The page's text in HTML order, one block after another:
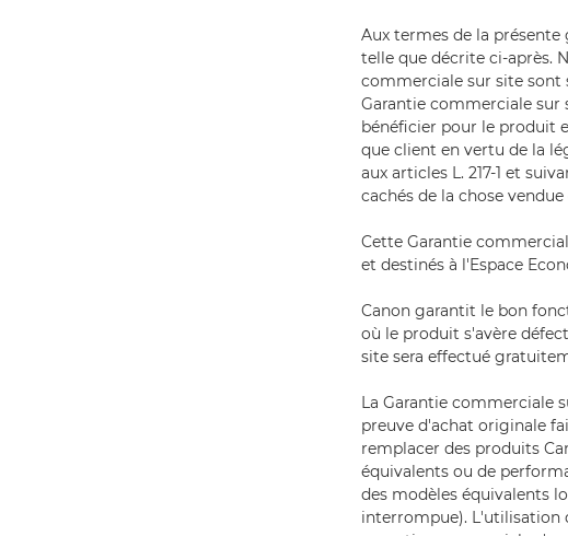
Aux termes de la
telle que décrite ci-après.
commerciale sur site sont
Garantie commerciale sur
bénéficier pour le produit
que client en vertu de la
aux articles L. 217-1 et
cachés de la chose
Cette Garantie
et destinés à l'Espace
Canon garantit le bon
où le produit s'avère
site sera effectué
La Garantie commerciale
preuve d'achat originale
remplacer des produits
équivalents ou de
des modèles équivalents
interrompue). L'utilisation